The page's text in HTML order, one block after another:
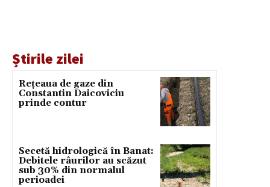
Știrile zilei
Rețeaua de gaze din
Constantin Daicoviciu
prinde contur
Secetă hidrologică în Banat:
Debitele râurilor au scăzut
sub 30% din normalul
perioadei